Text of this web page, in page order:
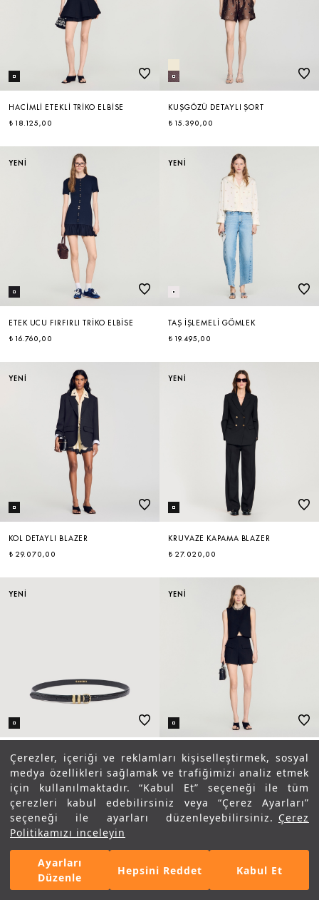
Çerezler, içeriği ve reklamları kişiselleştirmek, sosyal
medya özellikleri sağlamak ve trafiğimizi analiz etmek
için kullanılmaktadır. “Kabul Et” seçeneği ile tüm
çerezleri kabul edebilirsiniz veya “Çerez Ayarları”
seçeneği ile ayarları düzenleyebilirsiniz. Çerez
Politikamızı inceleyin
Ayarları
Düzenle
Hepsini Reddet Kabul Et
SIRALAMA FILTRE
HACIMLI ETEKLI TRIKO ELBISE
₺ 18.125,00
KUŞGÖZÜ DETAYLI ŞORT
₺ 15.390,00
YENİ
ETEK UCU FIRFIRLI TRIKO ELBISE
₺ 16.760,00
YENİ
TAŞ İŞLEMELI GÖMLEK
₺ 19.495,00
YENİ
KOL DETAYLI BLAZER
₺ 29.070,00
YENİ
KRUVAZE KAPAMA BLAZER
₺ 27.020,00
YENİ
İNCE DERI KEMER
₺ 7.865,00
YENİ
CEP DETAYLI ŞORT
₺ 13.340,00
YENİ
SANDRO
Mesaj Gönder
WHATSAPP DESTEK